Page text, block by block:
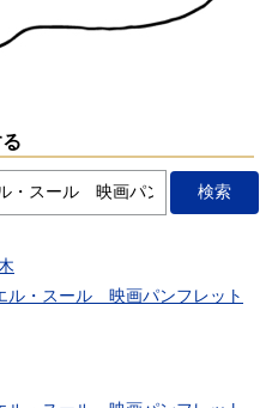
・スール 映画パンフレット